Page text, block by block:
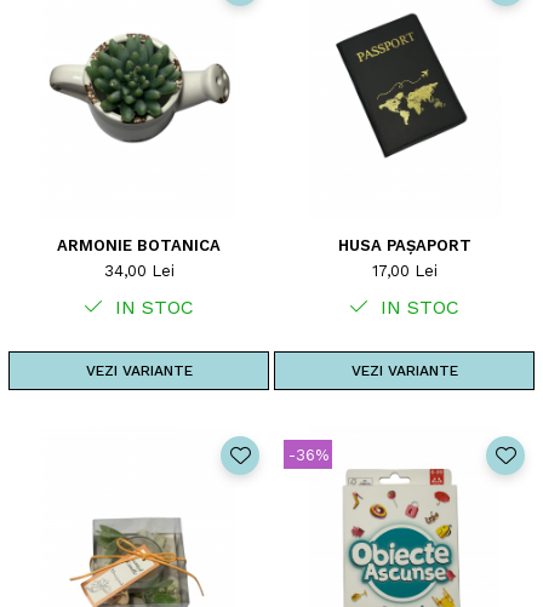
ARMONIE BOTANICA
34,00 Lei
IN STOC
VEZI VARIANTE
HUSA PAȘAPORT
17,00 Lei
IN STOC
VEZI VARIANTE
-36%